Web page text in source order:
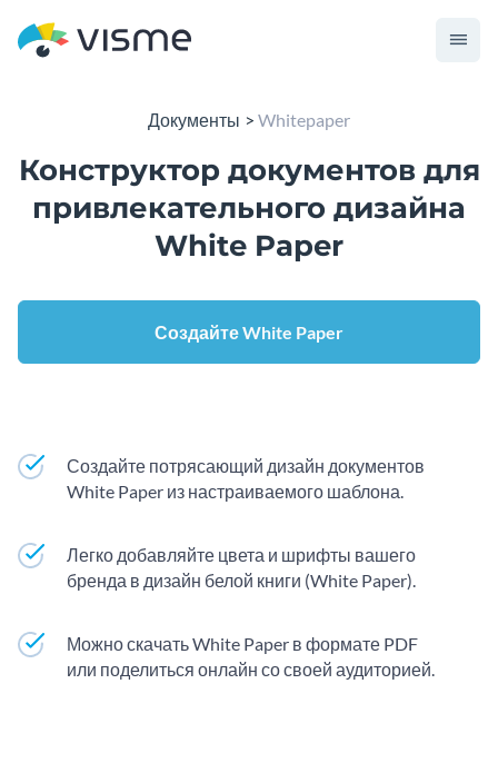
Документы Whitepaper
Конструктор документов для
привлекательного дизайна
White Paper
Создайте White Paper
Создайте потрясающий дизайн документов
White Paper из настраиваемого шаблона.
Легко добавляйте цвета и шрифты вашего
бренда в дизайн белой книги (White Paper).
Можно скачать White Paper в формате PDF
или поделиться онлайн со своей аудиторией.